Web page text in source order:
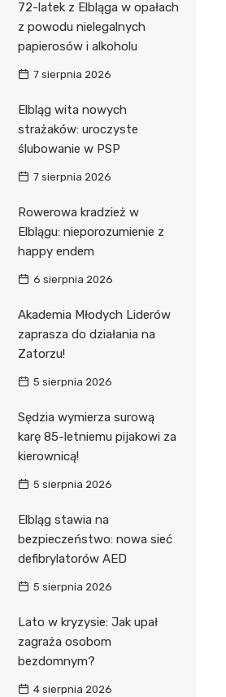
72-latek z Elbląga w opałach
z powodu nielegalnych
papierosów i alkoholu
7 sierpnia 2026
Elbląg wita nowych
strażaków: uroczyste
ślubowanie w PSP
7 sierpnia 2026
Rowerowa kradzież w
Elblągu: nieporozumienie z
happy endem
6 sierpnia 2026
Akademia Młodych Liderów
zaprasza do działania na
Zatorzu!
5 sierpnia 2026
Sędzia wymierza surową
karę 85-letniemu pijakowi za
kierownicą!
5 sierpnia 2026
Elbląg stawia na
bezpieczeństwo: nowa sieć
defibrylatorów AED
5 sierpnia 2026
Lato w kryzysie: Jak upał
zagraża osobom
bezdomnym?
4 sierpnia 2026